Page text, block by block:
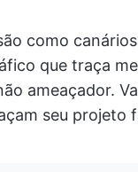
como
que traça
ameaçador.
seu projeto